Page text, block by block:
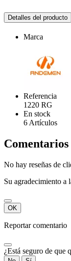
Detalles del producto
Marca
Referencia
1220 RG
En stock
6 Artículos
Comentarios
No hay reseñas de
Su agradecimiento a
OK
Reportar comentario
¿Está seguro de que